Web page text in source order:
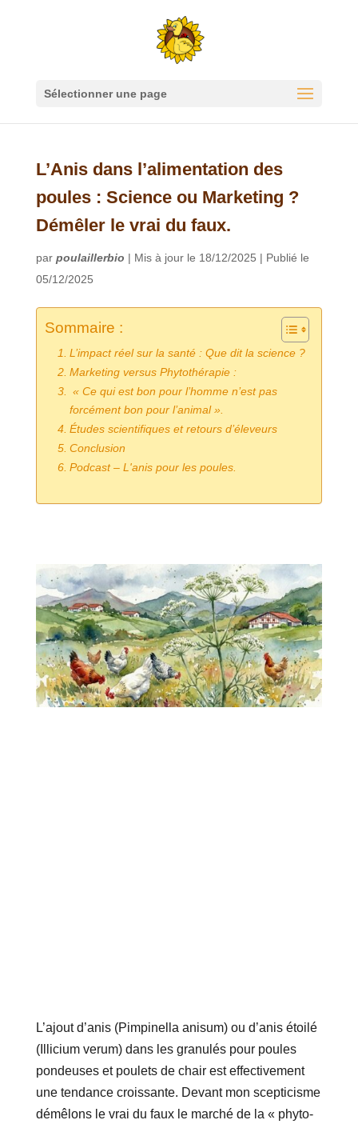
Sélectionner une page
L’Anis dans l’alimentation des
poules : Science ou Marketing ?
Démêler le vrai du faux.
par poulaillerbio | Mis à jour le 18/12/2025 | Publié le
05/12/2025
Sommaire :
L’impact réel sur la santé : Que dit la science ?
Marketing versus Phytothérapie :
« Ce qui est bon pour l’homme n’est pas
forcément bon pour l’animal ».
Études scientifiques et retours d’éleveurs
Conclusion
Podcast – L'anis pour les poules.
L’ajout d’anis (Pimpinella anisum) ou d’anis étoilé
(Illicium verum) dans les granulés pour poules
pondeuses et poulets de chair est effectivement
une tendance croissante. Devant mon scepticisme
démêlons le vrai du faux le marché de la « phyto-